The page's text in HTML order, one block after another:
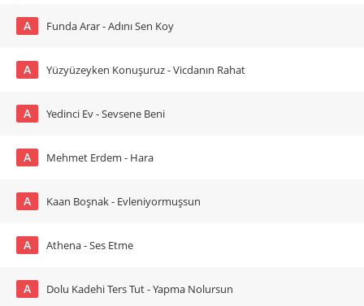
A Funda Arar - Adını Sen Koy
A Yüzyüzeyken Konuşuruz - Vicdanın Rahat
A Yedinci Ev - Sevsene Beni
A Mehmet Erdem - Hara
A Kaan Boşnak - Evleniyormuşsun
A Athena - Ses Etme
A Dolu Kadehi Ters Tut - Yapma Nolursun